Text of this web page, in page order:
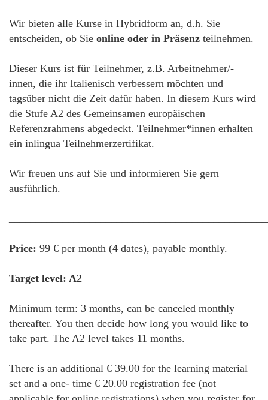
Wir bieten alle Kurse in Hybridform an, d.h. Sie
entscheiden, ob Sie online oder in Präsenz teilnehmen.
Dieser Kurs ist für Teilnehmer, z.B. Arbeitnehmer/-
innen, die ihr Italienisch verbessern möchten und
tagsüber nicht die Zeit dafür haben. In diesem Kurs wird
die Stufe A2 des Gemeinsamen europäischen
Referenzrahmens abgedeckt. Teilnehmer*innen erhalten
ein inlingua Teilnehmerzertifikat.
Wir freuen uns auf Sie und informieren Sie gern
ausführlich.
Price: 99 € per month (4 dates), payable monthly.
Target level: A2
Minimum term: 3 months, can be canceled monthly
thereafter. You then decide how long you would like to
take part. The A2 level takes 11 months.
There is an additional € 39.00 for the learning material
set and a one- time € 20.00 registration fee (not